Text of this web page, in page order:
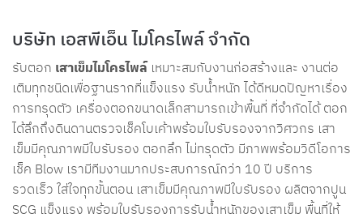
บริษัท เอสพีเอ็น ไมโครไพล์ จำกัด
รับตอก เสาเข็มไมโครไพล์ เหมาะสมกับงานก่อสร้างและ งานต่อ
เติมทุกชนิดเพื่อฐานรากที่แข็งแรง รับน้ำหนัก ได้ดีหมดปัญหาเรื่อง
การทรุดตัว เครื่องตอกขนาดเล็กสามารถเข้าพื้นที่ ที่จำกัดได้ ตอก
ได้ลึกถึงดินดานตรวจเช็คโบเค้าพร้อมใบรับรองจากวิศวกร เสา
เข็มมีคุณภาพมีใบรับรอง ตอกลึก ไม่ทรุดตัว มีภาพพร้อมวิดีโอการ
เช็ค Blow เรามีทีมงานมากประสบการณ์กว่า 10 ปี บริการ
รวดเร็ว ใส่ใจทุกขั้นตอน เสาเข็มมีคุณภาพมีใบรับรอง ผลิตจากปูน
SCG แข็งแรง พร้อมใบรับรองการรับน้ำหนักของเสาเข็ม พื้นที่ให้